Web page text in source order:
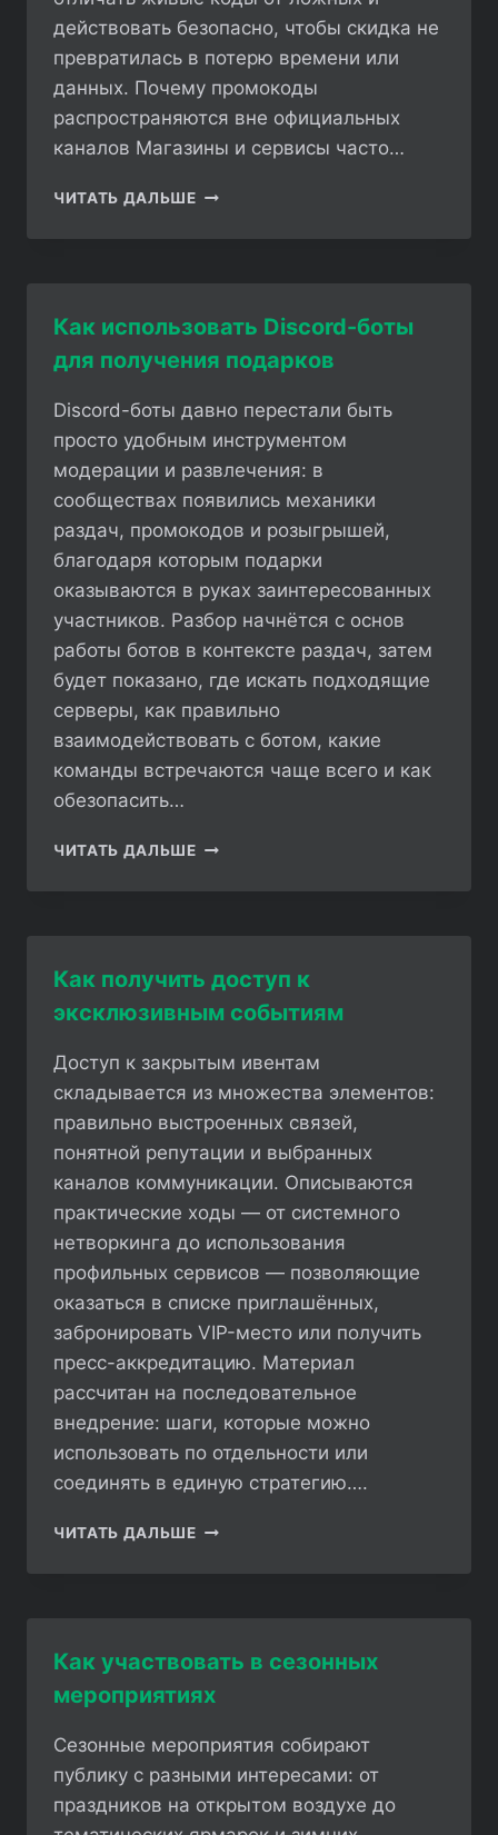
действовать безопасно, чтобы скидка не
превратилась в потерю времени или
данных. Почему промокоды
распространяются вне официальных
каналов Магазины и сервисы часто…
ЧИТАТЬ ДАЛЬШЕ КАК
САЙТА
Как использовать Discord-боты
для получения подарков
Discord-боты давно перестали быть
просто удобным инструментом
модерации и развлечения: в
сообществах появились механики
раздач, промокодов и розыгрышей,
благодаря которым подарки
оказываются в руках заинтересованных
участников. Разбор начнётся с основ
работы ботов в контексте раздач, затем
будет показано, где искать подходящие
серверы, как правильно
взаимодействовать с ботом, какие
команды встречаются чаще всего и как
обезопасить…
ЧИТАТЬ ДАЛЬШЕ КАК
ПОДАРКОВ
Как получить доступ к
эксклюзивным событиям
Доступ к закрытым ивентам
складывается из множества элементов:
правильно выстроенных связей,
понятной репутации и выбранных
каналов коммуникации. Описываются
практические ходы — от системного
нетворкинга до использования
профильных сервисов — позволяющие
оказаться в списке приглашённых,
забронировать VIP-место или получить
пресс-аккредитацию. Материал
рассчитан на последовательное
внедрение: шаги, которые можно
использовать по отдельности или
соединять в единую стратегию….
ЧИТАТЬ ДАЛЬШЕ КАК
Как участвовать в сезонных
мероприятиях
Сезонные мероприятия собирают
публику с разными интересами: от
праздников на открытом воздухе до